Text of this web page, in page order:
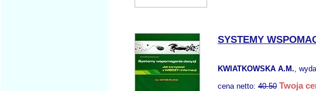
SYSTEMY
KWIATKOWSKA A.M.,
cena netto: 40.50 Twoja